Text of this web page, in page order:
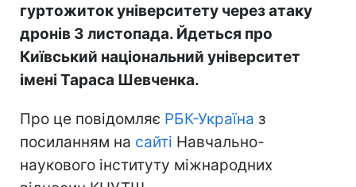
гуртожиток університету через атаку
дронів 3 листопада. Йдеться про
Київський національний університет
імені Тараса Шевченка.
Про це повідомляє РБК-Україна з
посиланням на сайті Навчально-
наукового інституту міжнародних